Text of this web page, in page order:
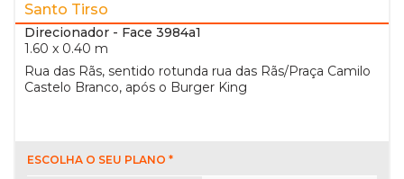
Santo Tirso
Direcionador - Face 3984a1
1.60 x 0.40 m
Rua das Rãs, sentido rotunda rua das Rãs/Praça Camilo
Castelo Branco, após o Burger King
ESCOLHA O SEU PLANO *